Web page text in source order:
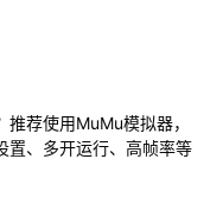
荐使用MuMu模拟器，
置、多开运行、高帧率等